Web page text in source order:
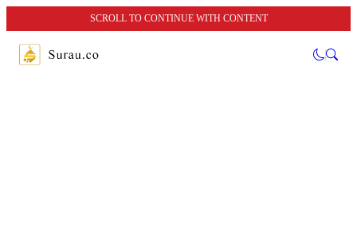
SCROLL TO CONTINUE WITH CONTENT